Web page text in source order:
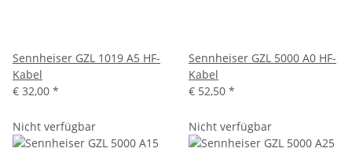
Sennheiser GZL 1019 A5 HF-
Kabel
€ 32,00 *
Sennheiser GZL 5000 A0 HF-
Kabel
€ 52,50 *
Nicht verfügbar Nicht verfügbar